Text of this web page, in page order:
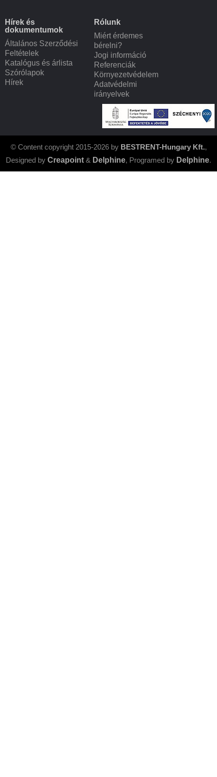
Hírek és
dokumentumok
Általános Szerződési
Feltételek
Katalógus és árlista
Szórólapok
Hírek
Rólunk
Miért érdemes
bérelni?
Jogi információ
Referenciák
Környezetvédelem
Adatvédelmi
irányelvek
© Content copyright 2015-2026 by BESTRENT-Hungary Kft.,
Designed by Creapoint & Delphine, Programed by Delphine.